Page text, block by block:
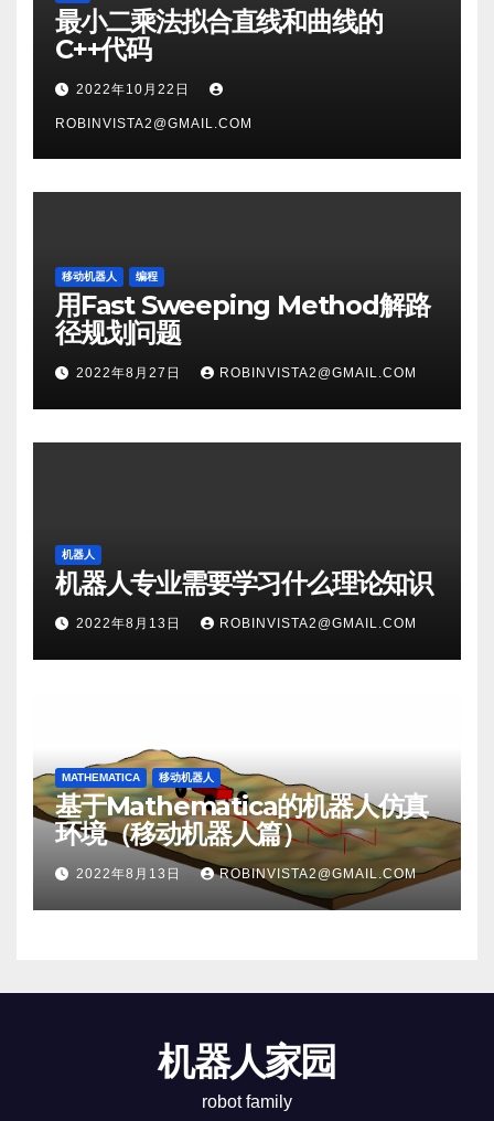
最小二乘法拟合直线和曲线的
C++代码
2022年10月22日
ROBINVISTA2@GMAIL.COM
移动机器人 编程
用Fast Sweeping Method解路
径规划问题
2022年8月27日 ROBINVISTA2@GMAIL.COM
机器人
机器人专业需要学习什么理论知识
2022年8月13日 ROBINVISTA2@GMAIL.COM
MATHEMATICA 移动机器人
基于Mathematica的机器人仿真
环境（移动机器人篇）
2022年8月13日 ROBINVISTA2@GMAIL.COM
机器人家园
robot family